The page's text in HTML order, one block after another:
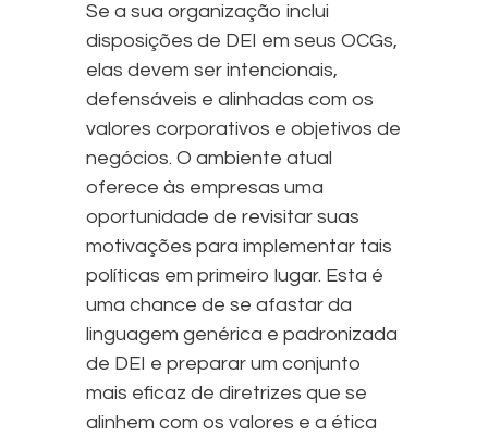
Se a sua organização inclui
disposições de DEI em seus OCGs,
elas devem ser intencionais,
defensáveis e alinhadas com os
valores corporativos e objetivos de
negócios. O ambiente atual
oferece às empresas uma
oportunidade de revisitar suas
motivações para implementar tais
políticas em primeiro lugar. Esta é
uma chance de se afastar da
linguagem genérica e padronizada
de DEI e preparar um conjunto
mais eficaz de diretrizes que se
alinhem com os valores e a ética